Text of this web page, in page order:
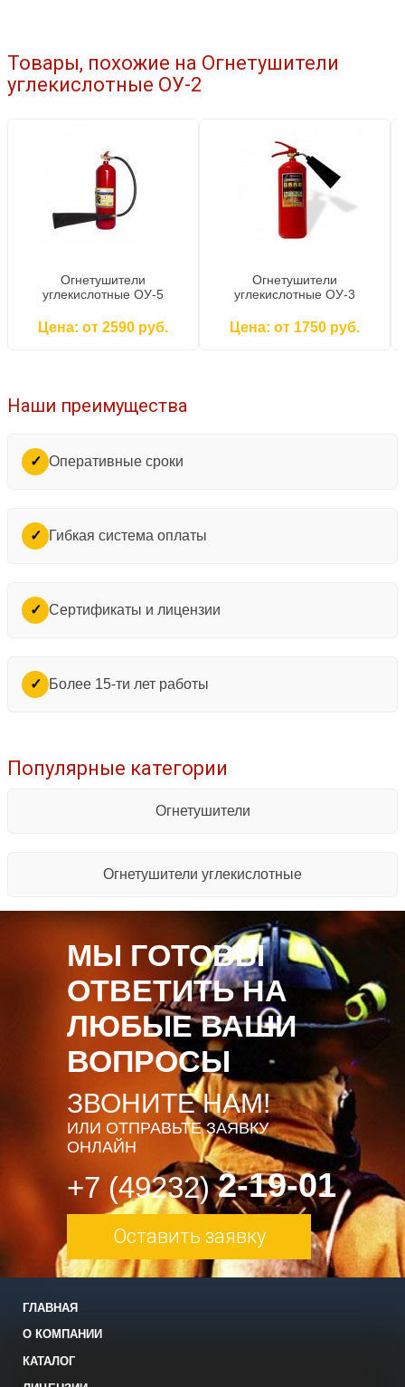
Товары, похожие на Огнетушители
углекислотные ОУ-2
Огнетушители
углекислотные ОУ-5
Цена: от 2590 руб.
Огнетушители
углекислотные ОУ-3
Цена: от 1750 руб.
Наши преимущества
✓ Оперативные сроки
✓ Гибкая система оплаты
✓ Сертификаты и лицензии
✓ Более 15-ти лет работы
Популярные категории
Огнетушители
Огнетушители углекислотные
МЫ ГОТОВЫ
ОТВЕТИТЬ НА
ЛЮБЫЕ ВАШИ
ВОПРОСЫ
ЗВОНИТЕ НАМ!
ИЛИ ОТПРАВЬТЕ ЗАЯВКУ
ОНЛАЙН
+7 (49232)2-19-01
Оставить заявку
ГЛАВНАЯ
О КОМПАНИИ
КАТАЛОГ